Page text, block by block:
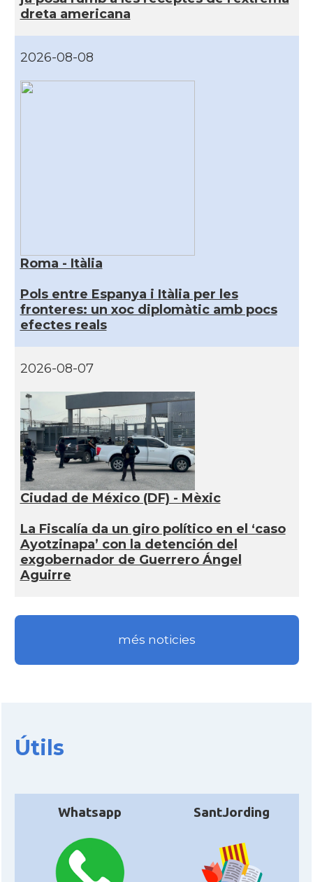
dreta americana
2026-08-08
Roma - Itàlia
Pols entre Espanya i Itàlia per les
fronteres: un xoc diplomàtic amb pocs
efectes reals
2026-08-07
Ciudad de México (DF) - Mèxic
La Fiscalía da un giro político en el ‘caso
Ayotzinapa’ con la detención del
exgobernador de Guerrero Ángel
Aguirre
més noticies
Útils
Whatsapp SantJording